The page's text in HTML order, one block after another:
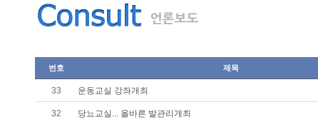
번호 제목
33 운동교실 강좌개최
32 당뇨교실... 올바른 발관리개최